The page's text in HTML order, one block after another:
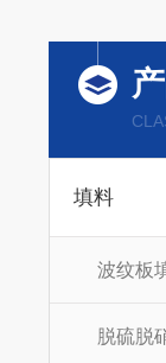
填料
波纹板
脱硫脱